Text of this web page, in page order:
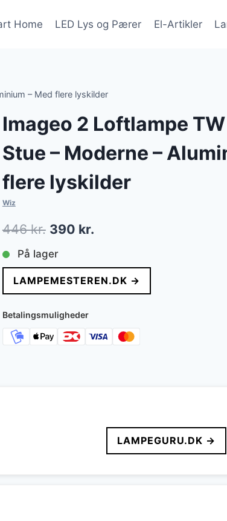
Home LED Lys og Pærer El-Artikler
– Med flere lyskilder
Imageo 2 Loftlampe
Stue – Moderne –
flere lyskilder
Wiz
446kr. Den
oprindelige
pris
var:
446 kr..
390 kr.Den
pris
er:
På lager
LAMPEMESTEREN.DK →
Betalingsmuligheder
LAMPEGURU.DK →